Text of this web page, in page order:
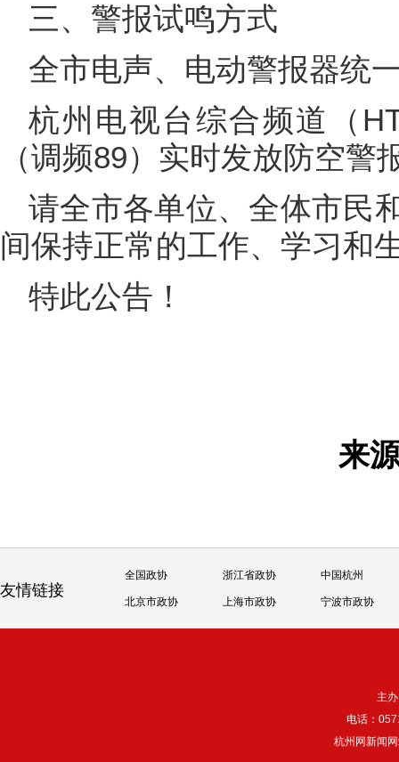
三、警报试鸣方式
全市电声、电动警报器统
杭州电视台综合频道（
（调频89）实时发放防空警
请全市各单位、全体市民
间保持正常的工作、学习和
特此公告！
来
友情链接
全国政协 浙江省政协 中国杭州
北京市政协 上海市政协 宁波市政协
主
电话：
杭州网新闻